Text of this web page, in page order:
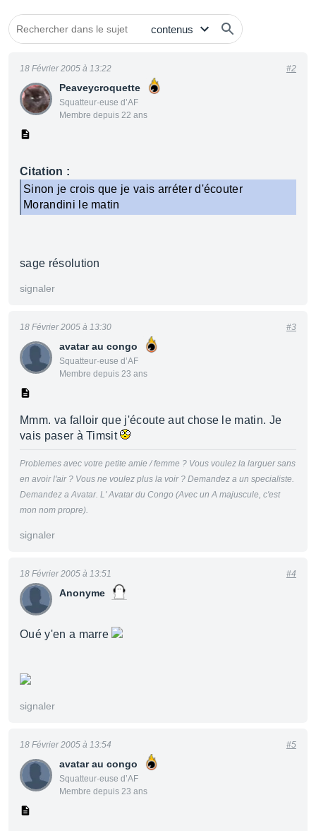
Peaveycroquette
Squatteur·euse d’AF
Membre depuis 22 ans
18 Février 2005 à 13:22 #2
Citation :
Sinon je crois que je vais arréter d'écouter
Morandini le matin
sage résolution
signaler
avatar au congo
Squatteur·euse d’AF
Membre depuis 23 ans
18 Février 2005 à 13:30 #3
Mmm. va falloir que j'écoute aut chose le matin. Je
vais paser à Timsit
Problemes avec votre petite amie / femme ? Vous voulez la larguer sans
en avoir l'air ? Vous ne voulez plus la voir ? Demandez a un specialiste.
Demandez a Avatar. L' Avatar du Congo (Avec un A majuscule, c'est
mon nom propre).
signaler
Anonyme
18 Février 2005 à 13:51 #4
Oué y'en a marre
signaler
avatar au congo
Squatteur·euse d’AF
Membre depuis 23 ans
18 Février 2005 à 13:54 #5